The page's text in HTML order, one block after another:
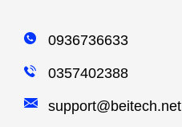
0936736633
0357402388
support@beitech.net